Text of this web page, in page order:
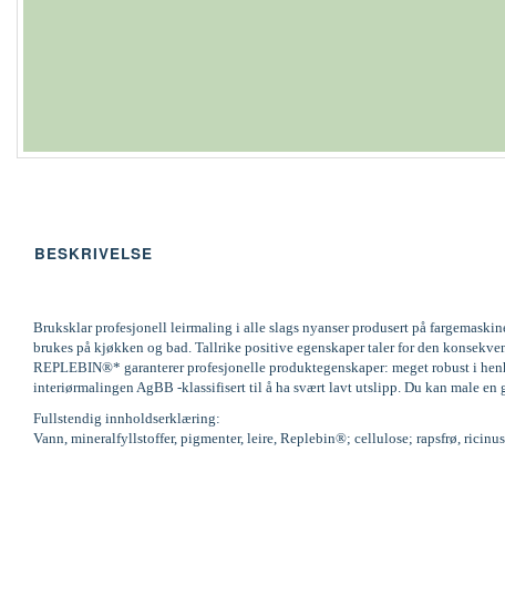
BESKRIVELSE
Bruksklar profesjonell leirmaling i alle slags nyanser produsert på
brukes på kjøkken og bad. Tallrike positive egenskaper taler for den
REPLEBIN®* garanterer profesjonelle produktegenskaper: meget robust i
interiørmalingen AgBB -klassifisert til å ha svært lavt utslipp. Du kan male en
Fullstendig innholdserklæring:
Vann, mineralfyllstoffer, pigmenter, leire, Replebin®; cellulose; rapsfrø,